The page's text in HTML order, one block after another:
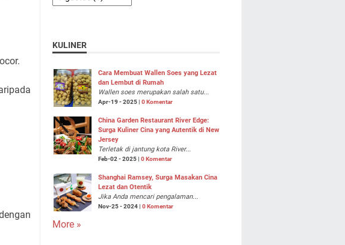
KULINER
Cara Membuat Wallen Soes yang Lezat
dan Lembut di Rumah
Wallen soes merupakan salah satu...
Apr-19 - 2025 | 0 Komentar
China Garden Restaurant River Edge:
Surga Kuliner Cina yang Autentik di New
Jersey
Terletak di jantung kota River...
Feb-02 - 2025 | 0 Komentar
Shanghai Ramsey, Surga Masakan Cina
Lezat dan Otentik
Jika Anda mencari pengalaman...
Nov-25 - 2024 | 0 Komentar
More »